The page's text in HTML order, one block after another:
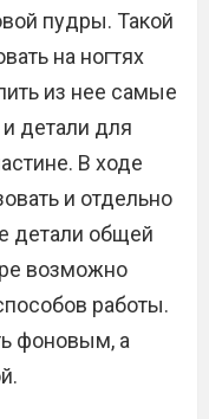
пудры. Такой
на ногтях
из нее самые
детали для
В ходе
и отдельно
детали общей
возможно
работы.
фоновым, а